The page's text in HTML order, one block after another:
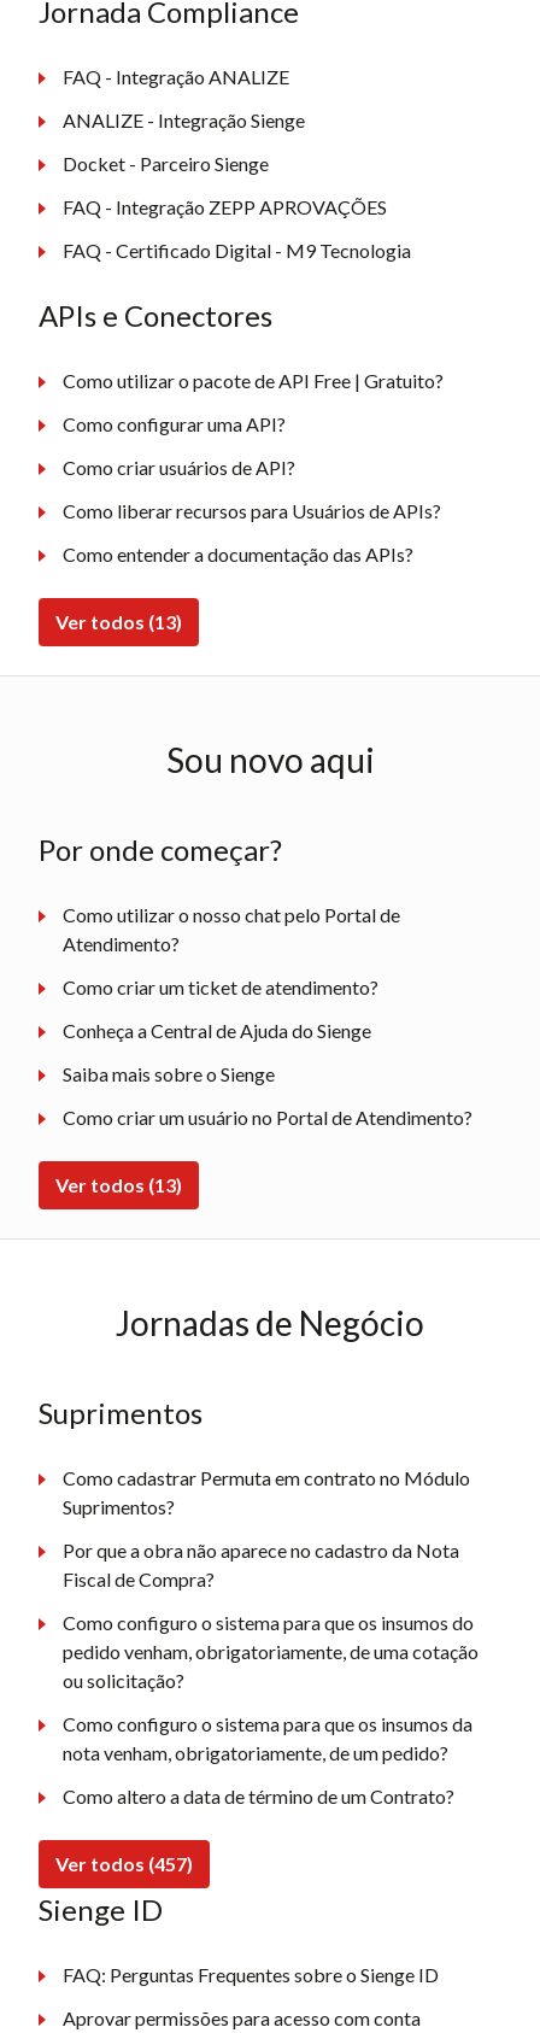
Jornada Compliance
FAQ - Integração ANALIZE
ANALIZE - Integração Sienge
Docket - Parceiro Sienge
FAQ - Integração ZEPP APROVAÇÕES
FAQ - Certificado Digital - M9 Tecnologia
APIs e Conectores
Como utilizar o pacote de API Free | Gratuito?
Como configurar uma API?
Como criar usuários de API?
Como liberar recursos para Usuários de APIs?
Como entender a documentação das APIs?
Ver todos (13)
Sou novo aqui
Por onde começar?
Como utilizar o nosso chat pelo Portal de
Atendimento?
Como criar um ticket de atendimento?
Conheça a Central de Ajuda do Sienge
Saiba mais sobre o Sienge
Como criar um usuário no Portal de Atendimento?
Ver todos (13)
Jornadas de Negócio
Suprimentos
Como cadastrar Permuta em contrato no Módulo
Suprimentos?
Por que a obra não aparece no cadastro da Nota
Fiscal de Compra?
Como configuro o sistema para que os insumos do
pedido venham, obrigatoriamente, de uma cotação
ou solicitação?
Como configuro o sistema para que os insumos da
nota venham, obrigatoriamente, de um pedido?
Como altero a data de término de um Contrato?
Ver todos (457)
Sienge ID
FAQ: Perguntas Frequentes sobre o Sienge ID
Aprovar permissões para acesso com conta